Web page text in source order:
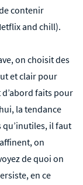
contenir
and chill).
on choisit des
et clair pour
faits pour
la tendance
qu’inutiles, il faut
on
de quoi on
en ce